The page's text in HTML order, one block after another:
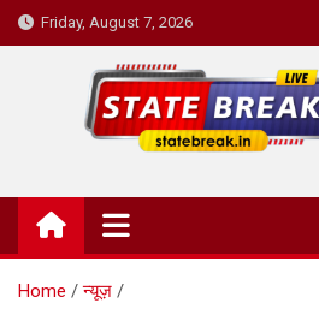
Skip
to
Friday, August 7, 2026
State Break
Home
न्यूज़